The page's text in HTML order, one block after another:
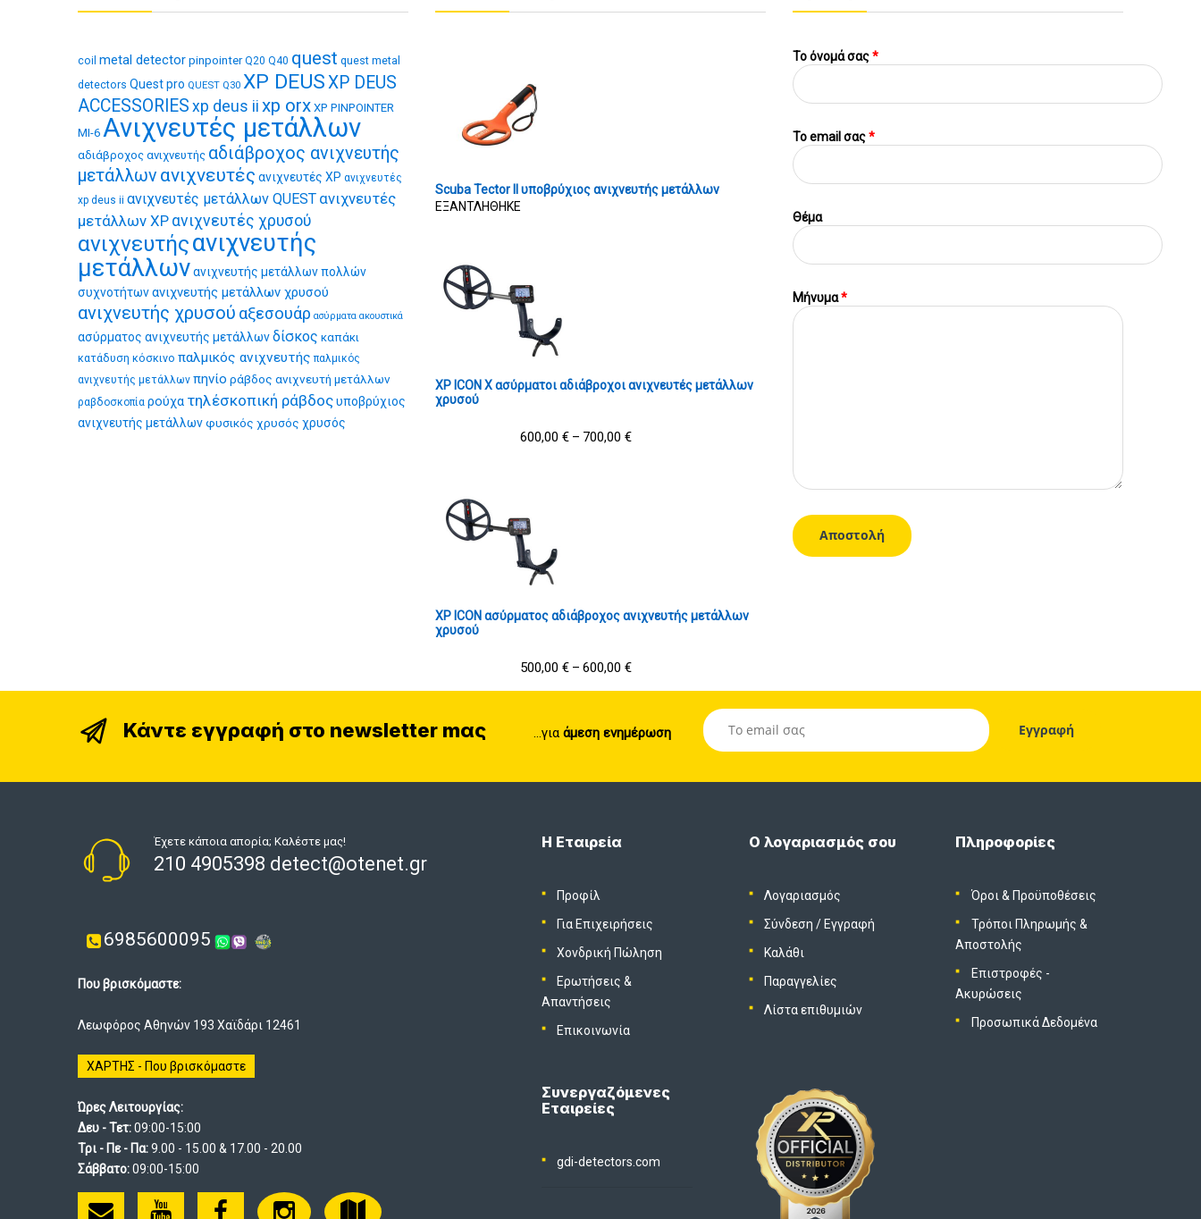
coil metal detector pinpointer Q20 Q40 quest quest metal
detectors Quest pro QUEST Q30 XP DEUSXP DEUS
ACCESSORIES xp deus ii xp orx XP PINPOINTER
MI-6 Ανιχνευτές μετάλλων
αδιάβροχος ανιχνευτής αδιάβροχος ανιχνευτής
μετάλλων ανιχνευτές ανιχνευτές XP ανιχνευτές
xp deus ii ανιχνευτές μετάλλων QUEST ανιχνευτές
μετάλλων XP ανιχνευτές χρυσού
ανιχνευτήςανιχνευτής
μετάλλωνανιχνευτής μετάλλων πολλών
συχνοτήτωνανιχνευτής μετάλλων χρυσού
ανιχνευτής χρυσού αξεσουάρ ασύρματα ακουστικά
ασύρματος ανιχνευτής μετάλλωνδίσκος καπάκι
κατάδυση κόσκινο παλμικός ανιχνευτής παλμικός
ανιχνευτής μετάλλων πηνίο ράβδος ανιχνευτή μετάλλων
ραβδοσκοπία ρούχα τηλέσκοπική ράβδοςυποβρύχιος
ανιχνευτής μετάλλωνφυσικός χρυσός χρυσός
Scuba Tector II υποβρύχιος ανιχνευτής μετάλλων
ΕΞΑΝΤΛΗΘΗΚΕ
XP ICON X ασύρματοι αδιάβροχοι ανιχνευτές μετάλλων
χρυσού
600,00 € – 700,00 €
XP ICON ασύρματος αδιάβροχος ανιχνευτής μετάλλων
χρυσού
500,00 € – 600,00 €
Το όνομά σας*
To email σας*
Θέμα
Μήνυμα*
Κάντε εγγραφή στο newsletter mας ...για άμεση ενημέρωση
Η Εταιρεία
Προφίλ
Για Επιχειρήσεις
Χονδρική Πώληση
Ερωτήσεις &
Απαντήσεις
Επικοινωνία
Ο λογαριασμός σου
Λογαριασμός
Σύνδεση / Εγγραφή
Καλάθι
Παραγγελίες
Λίστα επιθυμιών
Πληροφορίες
Όροι & Προϋποθέσεις
Τρόποι Πληρωμής &
Αποστολής
Επιστροφές -
Ακυρώσεις
Προσωπικά Δεδομένα
Συνεργαζόμενες
Εταιρείες
gdi-detectors.com
Έχετε κάποια απορία; Καλέστε μας!
210 4905398 detect@otenet.gr
6985600095
Που βρισκόμαστε:
Λεωφόρος Αθηνών 193 Χαϊδάρι 12461
ΧΑΡΤΗΣ - Που βρισκόμαστε
Ώρες Λειτουργίας:
Δευ - Τετ:09:00-15:00
Τρι - Πε - Πα:9.00 - 15.00 & 17.00 - 20.00
Σάββατο:09:00-15:00